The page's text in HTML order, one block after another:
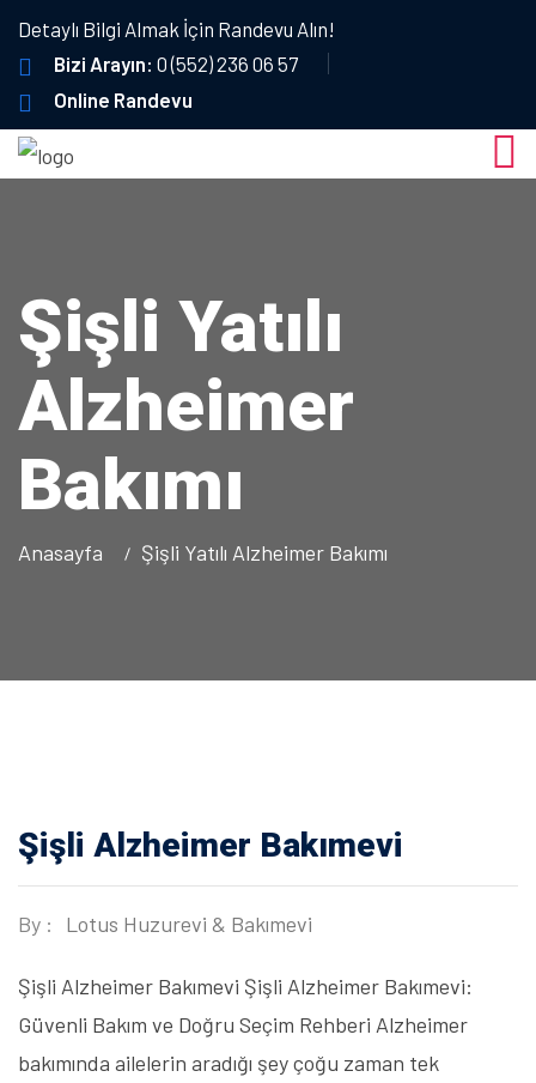
Detaylı Bilgi Almak İçin Randevu Alın!
Bizi Arayın: 0 (552) 236 06 57
Online Randevu
Şişli Yatılı
Alzheimer
Bakımı
Anasayfa Şişli Yatılı Alzheimer Bakımı
Şişli Alzheimer Bakımevi
By : Lotus Huzurevi & Bakımevi
Şişli Alzheimer Bakımevi Şişli Alzheimer Bakımevi:
Güvenli Bakım ve Doğru Seçim Rehberi Alzheimer
bakımında ailelerin aradığı şey çoğu zaman tek